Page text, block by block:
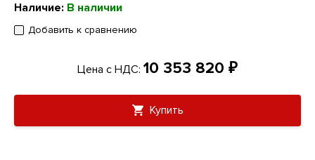
Наличие: В наличии
Добавить к сравнению
Цена с НДС: 10 353 820 ₽
Купить